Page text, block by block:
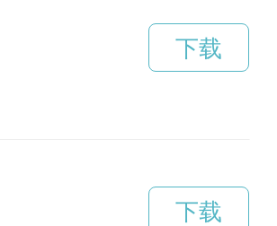
下载
下载